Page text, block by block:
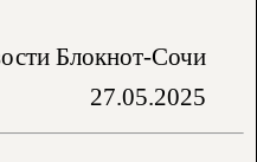
Блокнот-Сочи
27.05.2025